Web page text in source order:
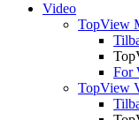
Video
TopView
For
TopView